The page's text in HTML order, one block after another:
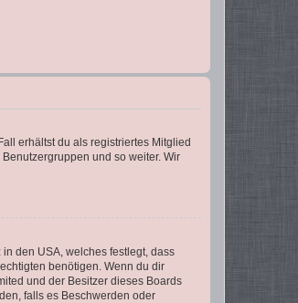
erhältst du als registriertes Mitglied
und so weiter. Wir
den USA, welches festlegt, dass
benötigen. Wenn du dir
und der Besitzer dieses Boards
falls es Beschwerden oder